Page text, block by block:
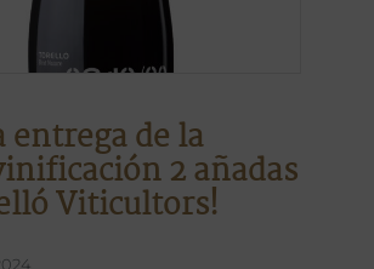
entrega de la
2 añadas
Viticultors!